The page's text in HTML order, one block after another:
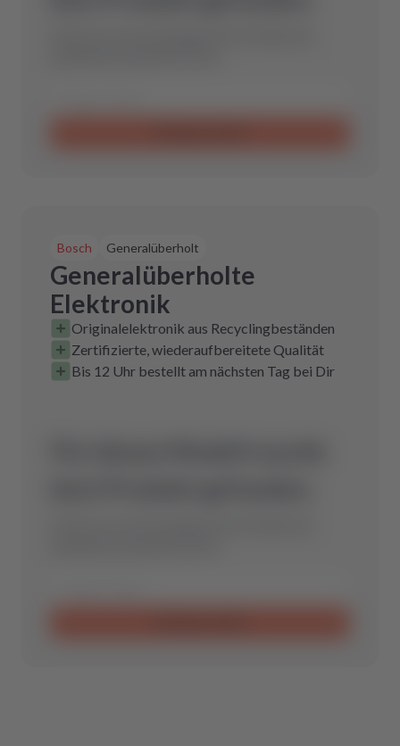
Bosch Generalüberholt
Generalüberholte
Elektronik
Originalelektronik aus Recyclingbeständen
Zertifizierte, wiederaufbereitete Qualität
Bis 12 Uhr bestellt am nächsten Tag bei Dir